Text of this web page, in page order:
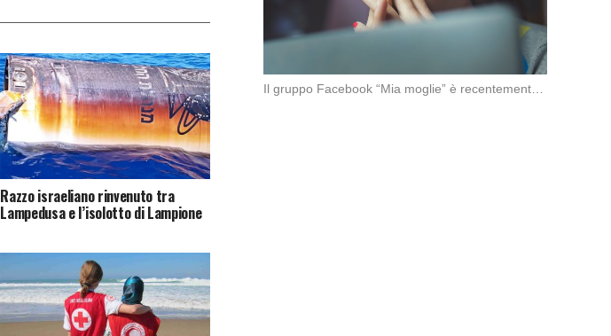
Razzo israeliano rinvenuto tra
Lampedusa e l’isolotto di Lampione
Il gruppo Facebook “Mia moglie” è recentemente stato chiuso da Meta in seguito alle denunce […]